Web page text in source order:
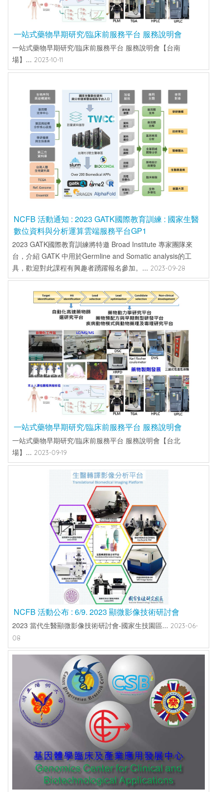
一站式藥物早期研究/臨床前服務平台 服務說明會
一站式藥物早期研究/臨床前服務平台 服務說明會【台南
場】... 2023-10-11
NCFB 活動通知 : 2023 GATK國際教育訓練 : 國家生醫
數位資料與分析運算雲端服務平台GP1
2023 GATK國際教育訓練將特邀 Broad Institute 專家團隊來
台，介紹 GATK 中用於Germline and Somatic analysis的工
具，歡迎對此課程有興趣者踴躍報名參加。... 2023-09-28
一站式藥物早期研究/臨床前服務平台 服務說明會
一站式藥物早期研究/臨床前服務平台 服務說明會【台北
場】... 2023-09-19
NCFB 活動公布 : 6/9. 2023 顯微影像技術研討會
2023 當代生醫顯微影像技術研討會-國家生技園區... 2023-06-
08